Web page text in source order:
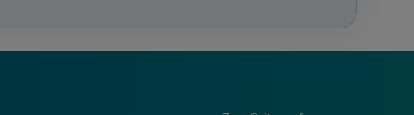
Erfassung des Abwassers erforderlichen Sammler